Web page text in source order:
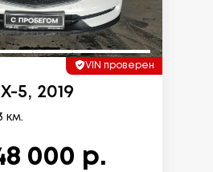
VIN проверен
5, 2019
км.
000 р.